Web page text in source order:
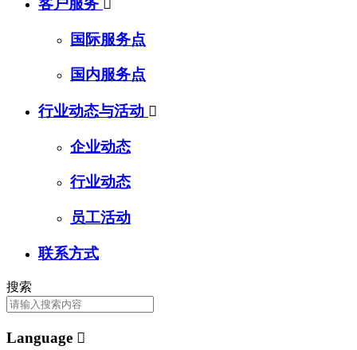
客户服务
国际服务点
国内服务点
行业动态与活动 
企业动态
行业动态
员工活动
联系方式
搜索
Language 